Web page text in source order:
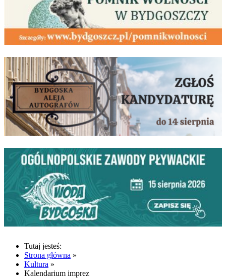
Tutaj jesteś:
Strona główna »
Kultura »
Kalendarium imprez